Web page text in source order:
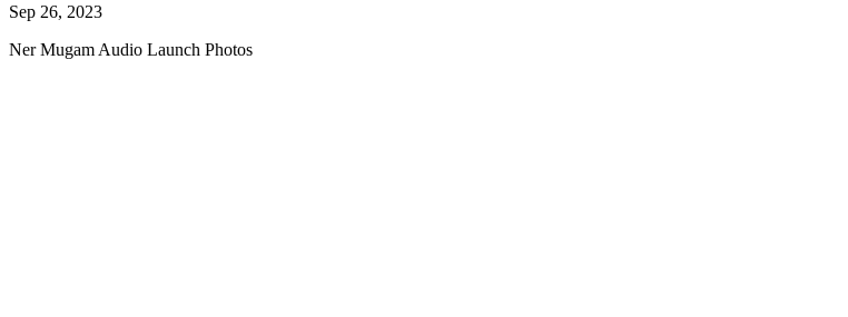
Sep 26, 2023
Ner Mugam Audio Launch Photos